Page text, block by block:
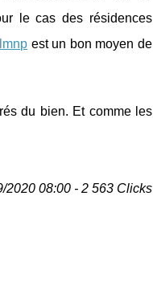
le cas des résidences
est un bon moyen de
du bien. Et comme les
2020 08:00 - 2 563 Clicks